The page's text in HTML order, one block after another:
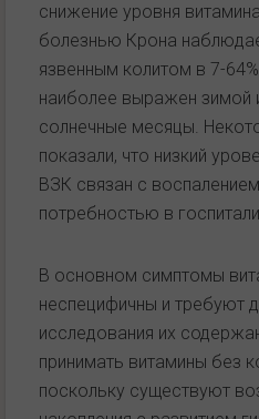
снижение уровня
болезнью Крона
язвенным колитом в 7-
наиболее выражен зимой
солнечные месяцы.
показали, что низкий
ВЗК связан с
потребностью в
В основном симптомы
неспецифичны и требуют
исследования их
принимать витамины без
поскольку существуют